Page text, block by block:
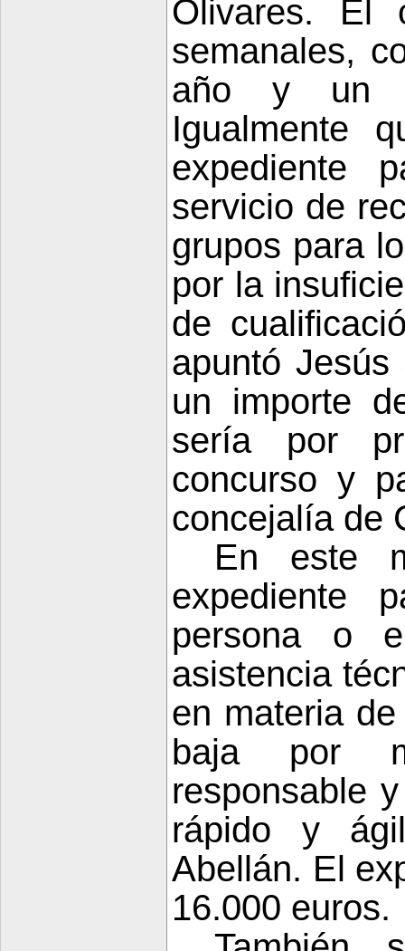
Olivares. El
semanales,
año y un
Igualmente
expediente
servicio de
grupos para
por la
de
apuntó
un importe
sería por
concurso y
concejalía de
En este
expediente
persona o
asistencia
en materia de
baja por
responsable
rápido y
Abellán. El
16.000 euros.